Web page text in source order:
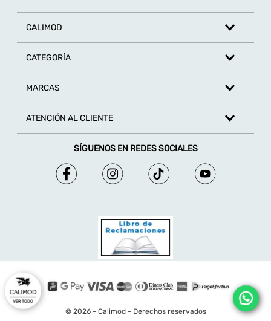
CALIMOD
CATEGORÍA
MARCAS
ATENCIÓN AL CLIENTE
SÍGUENOS EN REDES SOCIALES
© 2026 - Calimod - Derechos reservados